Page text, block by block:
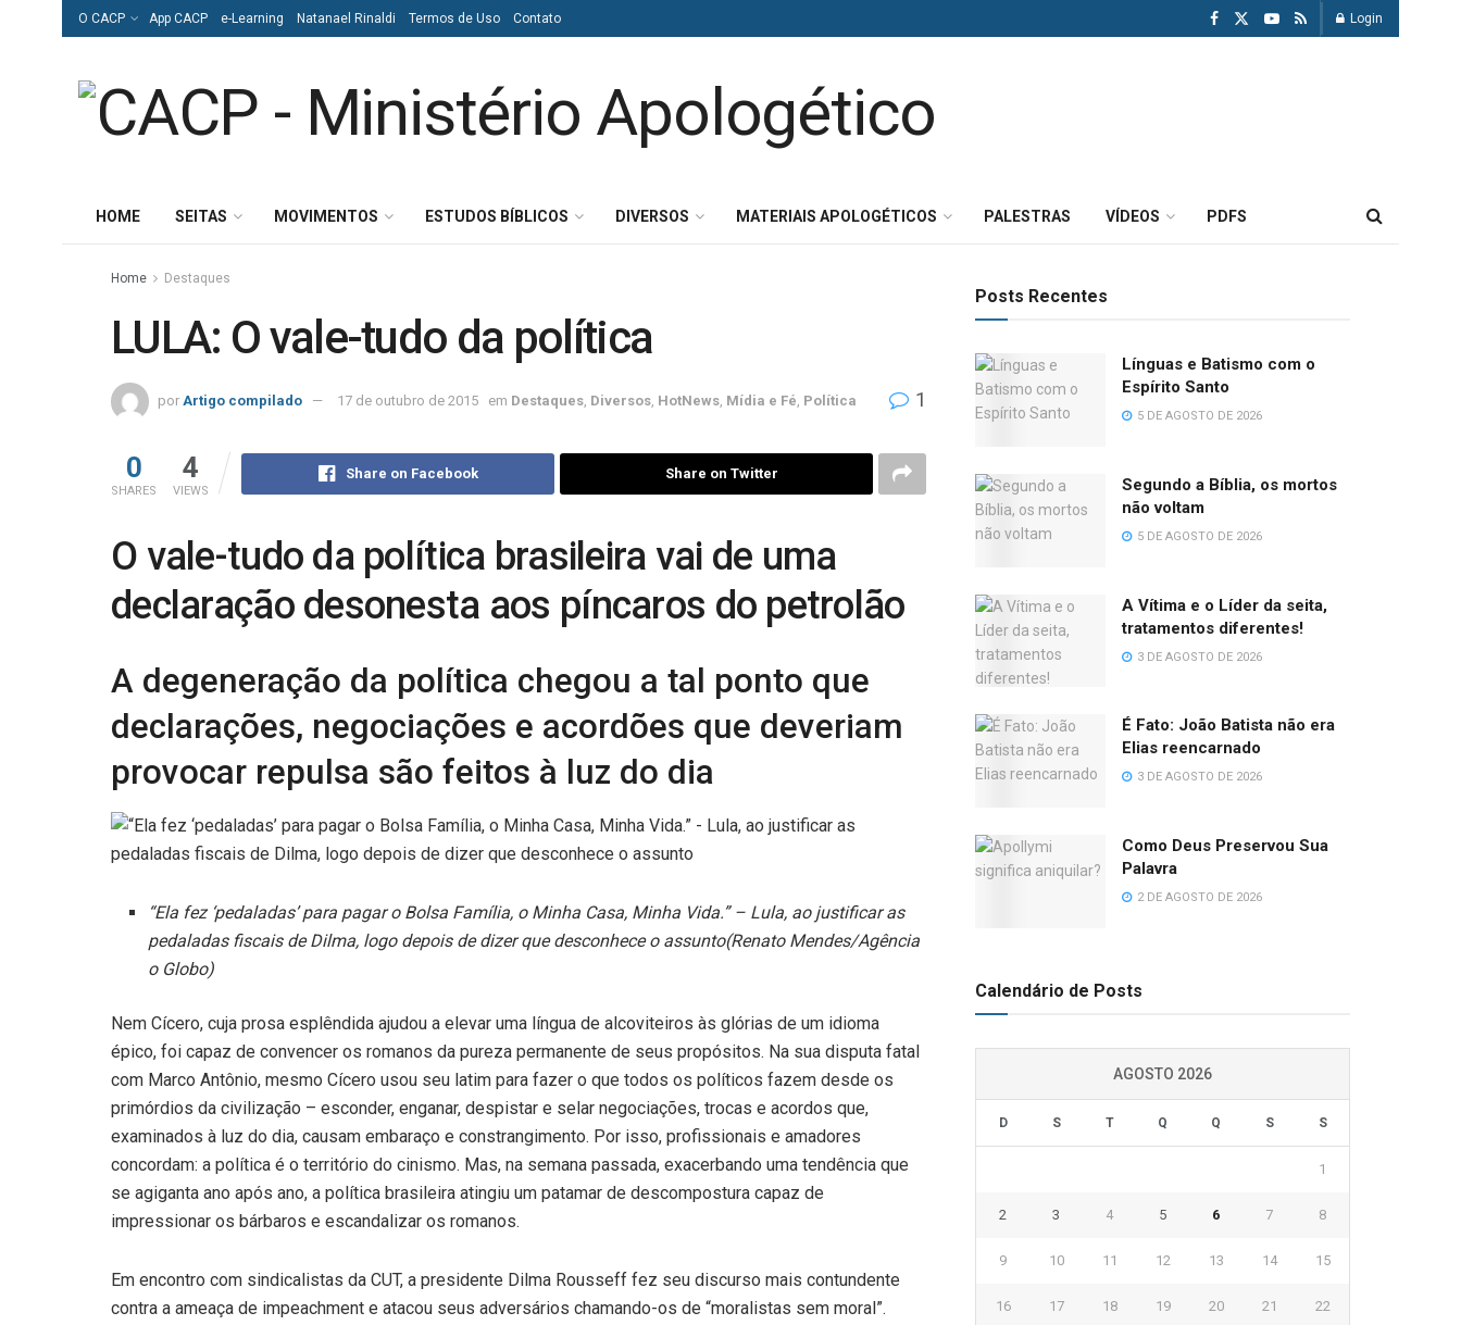
O CACP App CACP e-Learning Natanael Rinaldi Termos de Uso Contato Login
HOME SEITAS MOVIMENTOS ESTUDOS BÍBLICOS DIVERSOS MATERIAIS APOLOGÉTICOS PALESTRAS VÍDEOS PDFS
Home Destaques
LULA: O vale-tudo da política
por Artigo compilado 17 de outubro de 2015 em Destaques Diversos HotNews Mídia e Fé Política 1
0
SHARES
4
VIEWS
Share on Facebook Share on Twitter
O vale-tudo da política brasileira vai de uma
declaração desonesta aos píncaros do petrolão
A degeneração da política chegou a tal ponto que
declarações, negociações e acordões que deveriam
provocar repulsa são feitos à luz do dia
“Ela fez ‘pedaladas’ para pagar o Bolsa Família, o Minha Casa, Minha Vida.” – Lula, ao justificar as
pedaladas fiscais de Dilma, logo depois de dizer que desconhece o assunto(Renato Mendes/Agência
o Globo)
Nem Cícero, cuja prosa esplêndida ajudou a elevar uma língua de alcoviteiros às glórias de um idioma
épico, foi capaz de convencer os romanos da pureza permanente de seus propósitos. Na sua disputa fatal
com Marco Antônio, mesmo Cícero usou seu latim para fazer o que todos os políticos fazem desde os
primórdios da civilização – esconder, enganar, despistar e selar negociações, trocas e acordos que,
examinados à luz do dia, causam embaraço e constrangimento. Por isso, profissionais e amadores
concordam: a política é o território do cinismo. Mas, na semana passada, exacerbando uma tendência que
se agiganta ano após ano, a política brasileira atingiu um patamar de descompostura capaz de
impressionar os bárbaros e escandalizar os romanos.
Em encontro com sindicalistas da CUT, a presidente Dilma Rousseff fez seu discurso mais contundente
contra a ameaça de impeachment e atacou seus adversários chamando-os de “moralistas sem moral”.
Posts Recentes
Línguas e Batismo com o
Espírito Santo
5 DE AGOSTO DE 2026
Segundo a Bíblia, os mortos
não voltam
5 DE AGOSTO DE 2026
A Vítima e o Líder da seita,
tratamentos diferentes!
3 DE AGOSTO DE 2026
É Fato: João Batista não era
Elias reencarnado
3 DE AGOSTO DE 2026
Como Deus Preservou Sua
Palavra
2 DE AGOSTO DE 2026
Calendário de Posts
AGOSTO 2026
D S T Q Q S S
1
2 3 4 5 6 7 8
9 10 11 12 13 14 15
16 17 18 19 20 21 22